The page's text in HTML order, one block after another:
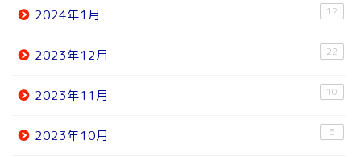
2024年1月 12
2023年12月 22
2023年11月 10
2023年10月 6